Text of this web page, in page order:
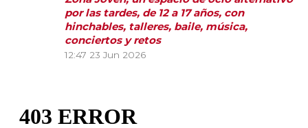
por las tardes, de 12 a 17 años, con
hinchables, talleres, baile, música,
conciertos y retos
12:47 23 Jun 2026